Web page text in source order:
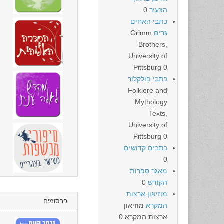
פרסומים
הצעיר
כתבי האחים
גרים Grimm
Brothers,
University of
Pittsburg 0
כתבי פולקלור
Folklore and
Mythology
Texts,
University of
Pittsburg 0
כתבים קדושים
0
מאגר ספרות
הקודש
מוזיאון ארצות
המקרא מוזיאון
ארצות המקרא 0